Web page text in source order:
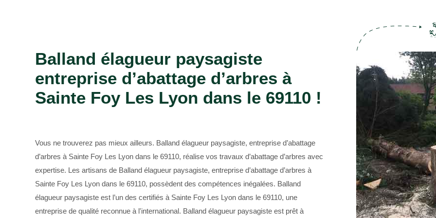
Balland élagueur paysagiste
entreprise d’abattage d’arbres à
Sainte Foy Les Lyon dans le 69110 !
Vous ne trouverez pas mieux ailleurs. Balland élagueur paysagiste, entreprise d’abattage
d’arbres à Sainte Foy Les Lyon dans le 69110, réalise vos travaux d’abattage d’arbres avec
expertise. Les artisans de Balland élagueur paysagiste, entreprise d’abattage d’arbres à
Sainte Foy Les Lyon dans le 69110, possèdent des compétences inégalées. Balland
élagueur paysagiste est l’un des certifiés à Sainte Foy Les Lyon dans le 69110, une
entreprise de qualité reconnue à l'international. Balland élagueur paysagiste est prêt à